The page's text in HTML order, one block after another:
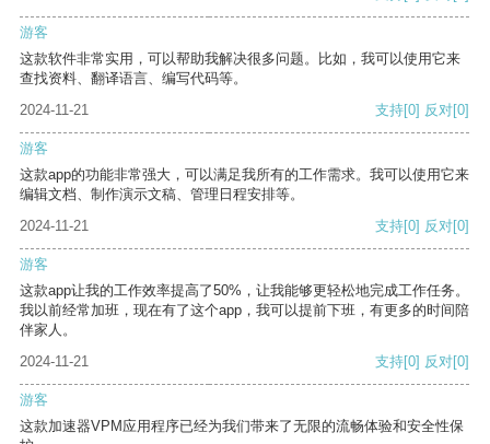
游客
这款软件非常实用，可以帮助我解决很多问题。比如，我可以使用它来
查找资料、翻译语言、编写代码等。
2024-11-21
支持[0] 反对[0]
游客
这款app的功能非常强大，可以满足我所有的工作需求。我可以使用它来
编辑文档、制作演示文稿、管理日程安排等。
2024-11-21
支持[0] 反对[0]
游客
这款app让我的工作效率提高了50%，让我能够更轻松地完成工作任务。
我以前经常加班，现在有了这个app，我可以提前下班，有更多的时间陪
伴家人。
2024-11-21
支持[0] 反对[0]
游客
这款加速器VPM应用程序已经为我们带来了无限的流畅体验和安全性保